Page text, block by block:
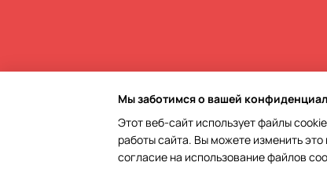
Online store built with Horoshop
Мы заботимся о вашей
Этот веб-сайт использует файлы
работы сайта. Вы можете изменить
согласие на использование файлов